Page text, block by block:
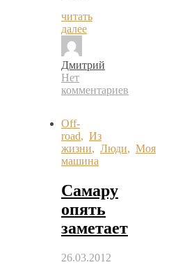
читать
далее
Дмитрий
Нет
комментариев
Off-
road, Из
жизни, Люди, Моя
машина
Самару
опять
заметает
26.03.2012